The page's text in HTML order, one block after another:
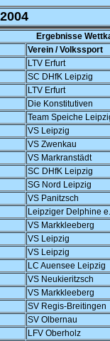
Ergebnisse
Verein / Volkssport
LTV Erfurt
SC DHfK Leipzig
LTV Erfurt
Die Konstitutiven
Team Speiche
VS Leipzig
VS Zwenkau
VS Markranstädt
SC DHfK Leipzig
SG Nord Leipzig
VS Panitzsch
Leipziger Delphine
VS Markkleeberg
VS Leipzig
VS Leipzig
LC Auensee Leipzig
VS Neukieritzsch
VS Markkleeberg
SV Regis-Breitingen
SV Olbernau
LFV Oberholz